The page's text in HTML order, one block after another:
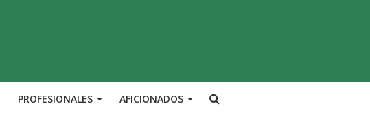
PROFESIONALES AFICIONADOS